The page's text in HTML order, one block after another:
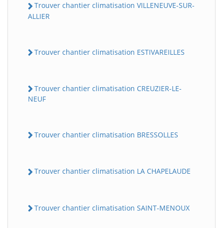
Trouver chantier climatisation VILLENEUVE-SUR-
ALLIER
Trouver chantier climatisation ESTIVAREILLES
Trouver chantier climatisation CREUZIER-LE-
NEUF
Trouver chantier climatisation BRESSOLLES
Trouver chantier climatisation LA CHAPELAUDE
Trouver chantier climatisation SAINT-MENOUX